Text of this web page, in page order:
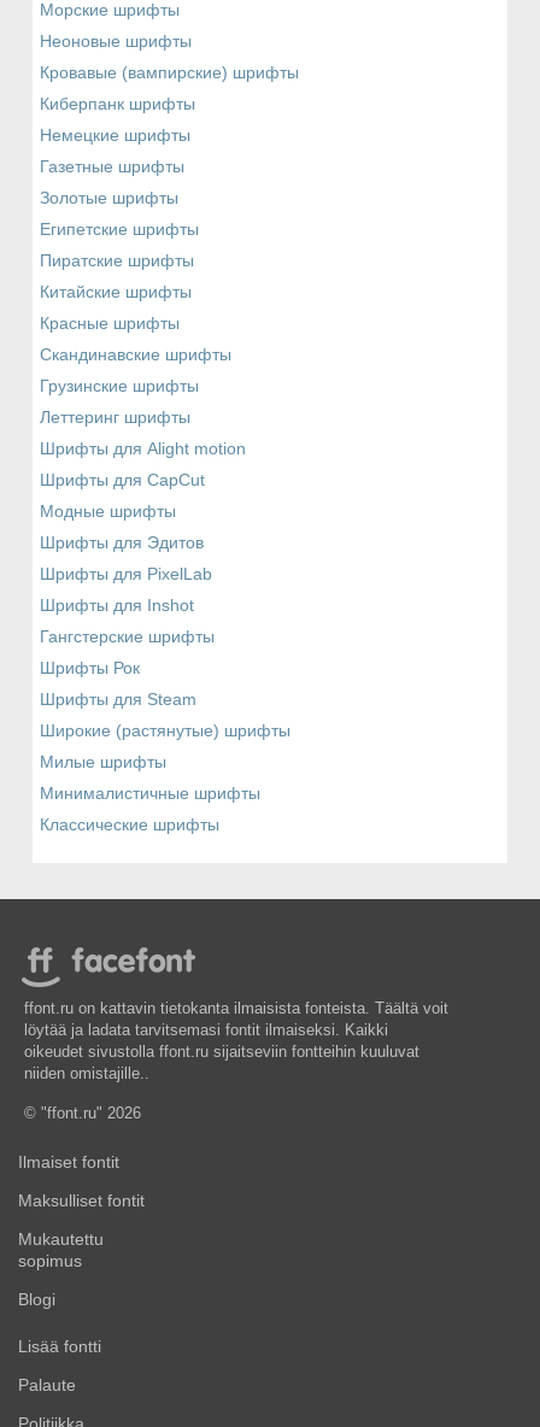
Морские шрифты
Неоновые шрифты
Кровавые (вампирские) шрифты
Киберпанк шрифты
Немецкие шрифты
Газетные шрифты
Золотые шрифты
Египетские шрифты
Пиратские шрифты
Китайские шрифты
Красные шрифты
Скандинавские шрифты
Грузинские шрифты
Леттеринг шрифты
Шрифты для Alight motion
Шрифты для CapCut
Модные шрифты
Шрифты для Эдитов
Шрифты для PixelLab
Шрифты для Inshot
Гангстерские шрифты
Шрифты Рок
Шрифты для Steam
Широкие (растянутые) шрифты
Милые шрифты
Минималистичные шрифты
Классические шрифты
ffont.ru on kattavin tietokanta ilmaisista fonteista. Täältä voit
löytää ja ladata tarvitsemasi fontit ilmaiseksi. Kaikki
oikeudet sivustolla ffont.ru sijaitseviin fontteihin kuuluvat
niiden omistajille..
© "ffont.ru" 2026
Ilmaiset fontit
Maksulliset fontit
Mukautettu
sopimus
Blogi
Lisää fontti
Palaute